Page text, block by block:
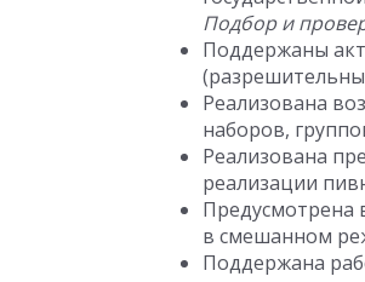
Подбор и
Поддержаны
Реализована
наборов,
Реализована
реализации
Предусмотрена
в смешанном
Поддержана